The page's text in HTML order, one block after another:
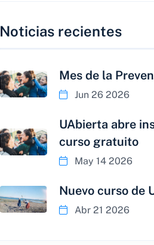
Noticias recientes
Mes de la
Jun 26 2026
UAbierta abre
curso gratuito
May 14 2026
Nuevo curso de
Abr 21 2026